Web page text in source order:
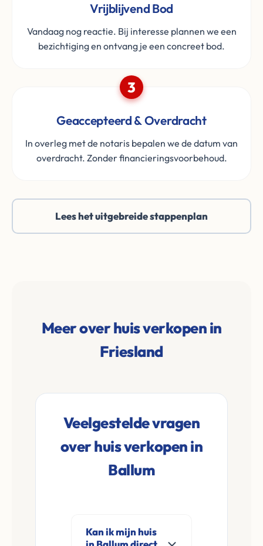
Vrijblijvend Bod
Vandaag nog reactie. Bij interesse plannen we een
bezichtiging en ontvang je een concreet bod.
3
Geaccepteerd & Overdracht
In overleg met de notaris bepalen we de datum van
overdracht. Zonder financieringsvoorbehoud.
Lees het uitgebreide stappenplan
Meer over huis verkopen in
Friesland
Veelgestelde vragen
over huis verkopen in
Ballum
Kan ik mijn huis